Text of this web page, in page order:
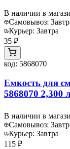
В наличии в
Самовывоз:
Курьер: Завтра
35 ₽
код: 5868070
Емкость для
5868070 2,300
В наличии в
Самовывоз:
Курьер: Завтра
115 ₽